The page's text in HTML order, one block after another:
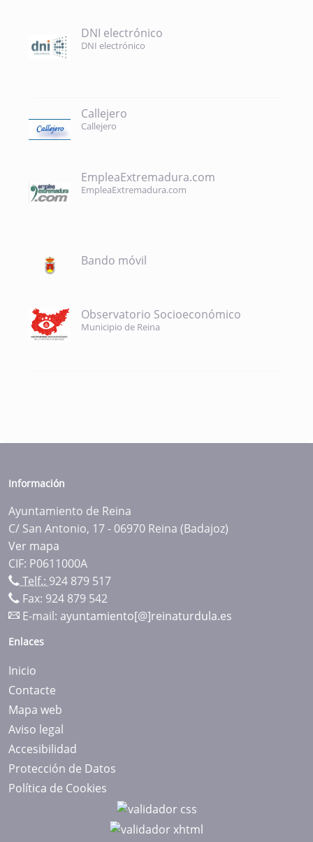
DNI electrónico
DNI electrónico
Callejero
Callejero
EmpleaExtremadura.com
EmpleaExtremadura.com
Bando móvil
Observatorio Socioeconómico
Municipio de Reina
Información
Ayuntamiento de Reina
C/ San Antonio, 17 - 06970 Reina (Badajoz)
Ver mapa
CIF: P0611000A
Telf.: 924 879 517
Fax: 924 879 542
E-mail: ayuntamiento[@]reinaturdula.es
Enlaces
Inicio
Contacte
Mapa web
Aviso legal
Accesibilidad
Protección de Datos
Política de Cookies